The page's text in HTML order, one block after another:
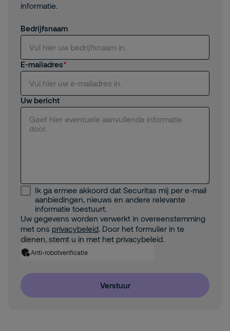
informatie.
Bedrijfsnaam
E-mailadres
Uw bericht
Ik ga ermee akkoord dat Securitas mij per e-mail
aanbiedingen, nieuws en andere relevante
informatie toestuurt.
Uw gegevens worden verwerkt in overeenstemming
met ons privacybeleid. Door het formulier in te
dienen, stemt u in met het privacybeleid.
Anti-robotverificatie
Verstuur